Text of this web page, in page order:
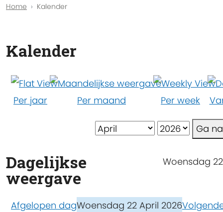
Home Kalender
Kalender
Per jaar Per maand Per week
Ga
Dagelijkse
weergave
Woensdag
Afgelopen dagWoensdag 22 April 2026